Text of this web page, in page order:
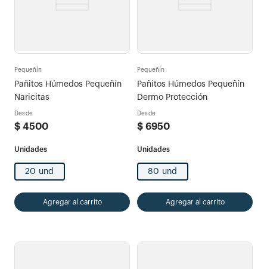
Pequeñín
Pañitos Húmedos Pequeñín
Naricitas
Desde
$ 4500
20 und
Agregar al carrito
Pequeñín
Pañitos Húmedos Pequeñín
Dermo Protección
Desde
$ 6950
80 und
Agregar al carrito